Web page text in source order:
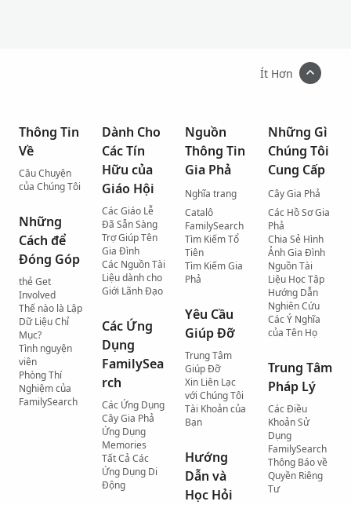
Ít Hơn
Thông Tin
Về
Câu Chuyện
của Chúng Tôi
Những
Cách để
Đóng Góp
thẻ Get
Involved
Thế nào là Lập
Dữ Liệu Chỉ
Mục?
Tình nguyện
viên
Phòng Thí
Nghiệm của
FamilySearch
Dành Cho
Các Tín
Hữu của
Giáo Hội
Các Giáo Lễ
Đã Sẵn Sàng
Trợ Giúp Tên
Gia Đình
Các Nguồn Tài
Liệu dành cho
Giới Lãnh Đạo
Các Ứng
Dụng
FamilySea
rch
Các Ứng Dụng
Cây Gia Phả
Ứng Dụng
Memories
Tất Cả Các
Ứng Dụng Di
Động
Nguồn
Thông Tin
Gia Phả
Nghĩa trang
Catalô
FamilySearch
Tìm Kiếm Tổ
Tiên
Tìm Kiếm Gia
Phả
Yêu Cầu
Giúp Đỡ
Trung Tâm
Giúp Đỡ
Xin Liên Lạc
với Chúng Tôi
Tài Khoản của
Bạn
Hướng
Dẫn và
Học Hỏi
Những Gì
Chúng Tôi
Cung Cấp
Cây Gia Phả
Các Hồ Sơ Gia
Phả
Chia Sẻ Hình
Ảnh Gia Đình
Nguồn Tài
Liệu Học Tập
Hướng Dẫn
Nghiên Cứu
Các Ý Nghĩa
của Tên Họ
Trung Tâm
Pháp Lý
Các Điều
Khoản Sử
Dụng
FamilySearch
Thông Báo về
Quyền Riêng
Tư